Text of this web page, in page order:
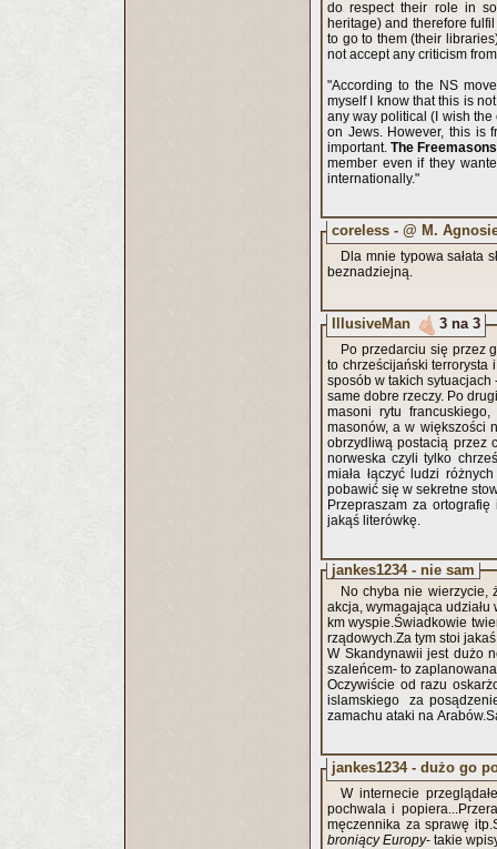
do respect their role in
heritage) and therefore
to go to them (their
not accept any criticism
"According to the NS
myself I know that this is
any way political (I wish
on Jews. However, this is
important. The
member even if they
internationally."
coreless - @ M.
Dla mnie typowa sałata
beznadziejną.
IllusiveMan 3 na 3
Po przedarciu się przez
to chrześcijański terrorysta
sposób w takich
same dobre rzeczy. Po
masoni rytu
masonów, a w większości
obrzydliwą postacią przez
norweska czyli tylko
miała łączyć ludzi
pobawić się w sekretne
Przepraszam za
jakąś literówkę.
jankes1234 - nie sam
No chyba nie wierzycie,
akcja, wymagająca
km wyspie.Świadkowie
rządowych.Za tym stoi
W Skandynawii jest dużo
szaleńcem- to
Oczywiście od razu
islamskiego za
zamachu ataki na
jankes1234 - dużo go
W internecie
pochwala i
męczennika za sprawę
broniący Europy- takie